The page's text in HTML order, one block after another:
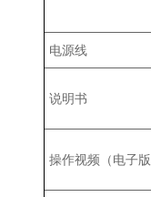
电源线
说明书
操作视频（电子